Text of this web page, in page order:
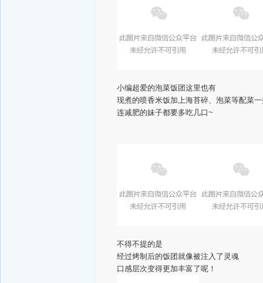
小编超爱的泡菜饭团这里也有
现煮的喷香米饭加上海苔碎、泡菜等配菜
连减肥的妹子都要多吃几口~
不得不提的是
经过烤制后的饭团就像被注入了灵魂
口感层次变得更加丰富了呢！